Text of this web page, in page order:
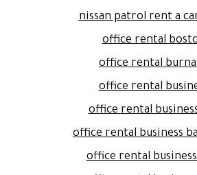
nissan patrol rent a
office rental
office rental
office rental
office rental
office rental business
office rental